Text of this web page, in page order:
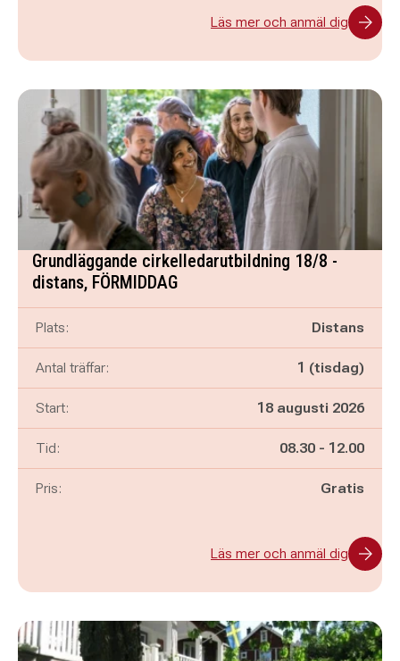
Läs mer och anmäl dig
Grundläggande cirkelledarutbildning 18/8 -
distans, FÖRMIDDAG
Plats: Distans
Antal träffar: 1 (tisdag)
Start: 18 augusti 2026
Tid: Pågår mellan
08.30 - och
12.00
Pris: Gratis
Läs mer och anmäl dig